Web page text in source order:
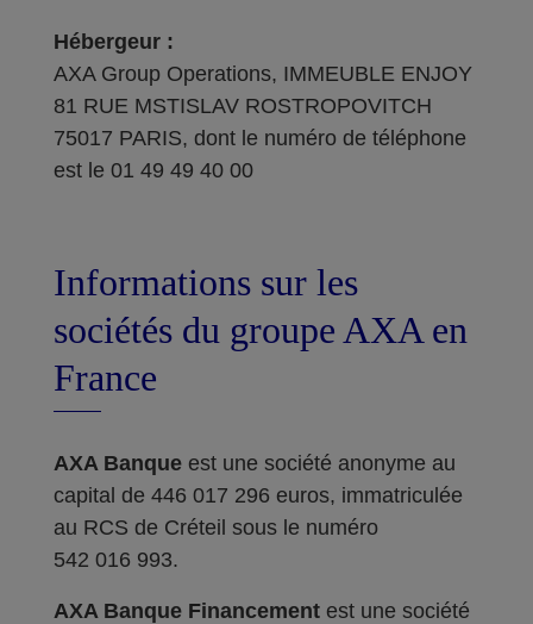
Hébergeur :
AXA Group Operations, IMMEUBLE ENJOY
81 RUE MSTISLAV ROSTROPOVITCH
75017 PARIS, dont le numéro de téléphone
est le 01 49 49 40 00
Informations sur les
sociétés du groupe AXA en
France
AXA Banque est une société anonyme au
capital de 446 017 296 euros, immatriculée
au RCS de Créteil sous le numéro
542 016 993.
AXA Banque Financement est une société